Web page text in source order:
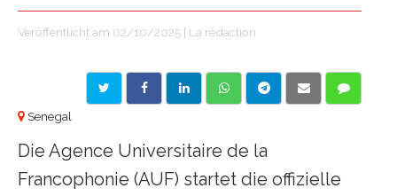
Veröffentlicht am 02/10/2025 | La rédaction
Senegal
Die Agence Universitaire de la
Francophonie (AUF) startet die offizielle